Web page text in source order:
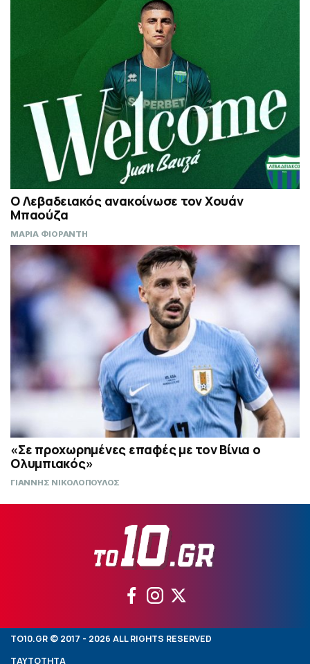
Ο Λεβαδειακός ανακοίνωσε τον Χουάν
Μπαούζα
ΜΑΡΙΑ ΦΙΟΡΑΝΤΗ
«Σε προχωρημένες επαφές με τον Βίνια ο
Ολυμπιακός»
ΓΙΑΝΝΗΣ ΝΙΚΟΛΟΠΟΥΛΟΣ
TO10.GR © 2017 - 2026 ALL RIGHTS RESERVED
ΤΑΥΤΟΤΗΤΑ